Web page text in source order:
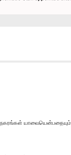
நகரங்கள்